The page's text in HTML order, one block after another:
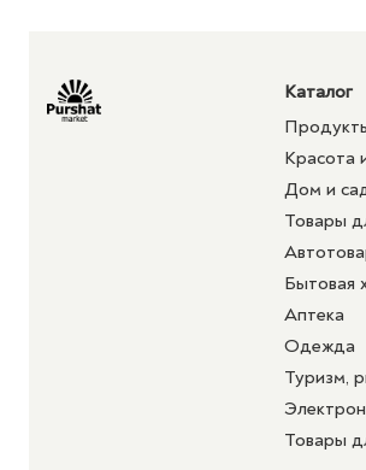
Каталог
Красота
Дом и
Товары
Бытовая
Аптека
Одежда
Туризм,
Товары